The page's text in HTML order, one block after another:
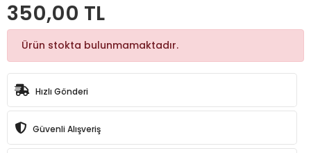
350,00 TL
Ürün stokta bulunmamaktadır.
Hızlı Gönderi
Güvenli Alışveriş